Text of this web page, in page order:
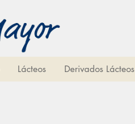
Lácteos Derivados Lácteos